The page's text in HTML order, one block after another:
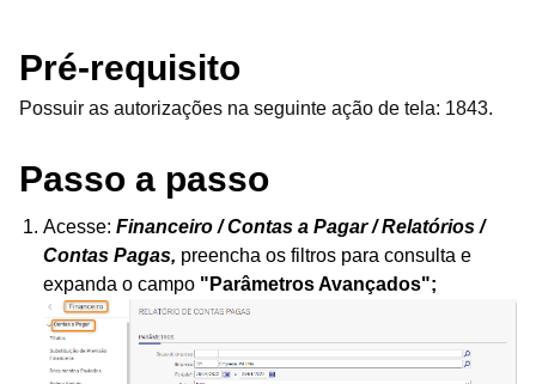
Pré-requisito
Possuir as autorizações na seguinte ação de tela: 1843.
Passo a passo
Acesse: Financeiro / Contas a Pagar / Relatórios /
Contas Pagas, preencha os filtros para consulta e
expanda o campo "Parâmetros Avançados";